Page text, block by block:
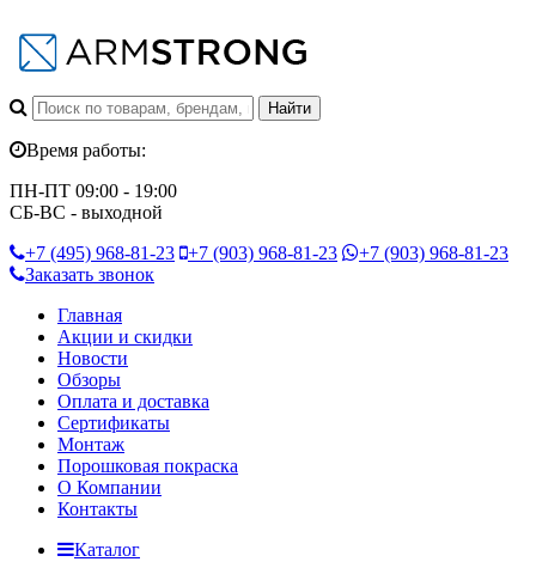
Время работы:
ПН-ПТ 09:00 - 19:00
СБ-ВС - выходной
+7 (495) 968-81-23 +7 (903) 968-81-23 +7 (903) 968-81-23
Заказать звонок
Главная
Акции и скидки
Новости
Обзоры
Оплата и доставка
Сертификаты
Монтаж
Порошковая покраска
О Компании
Контакты
Каталог